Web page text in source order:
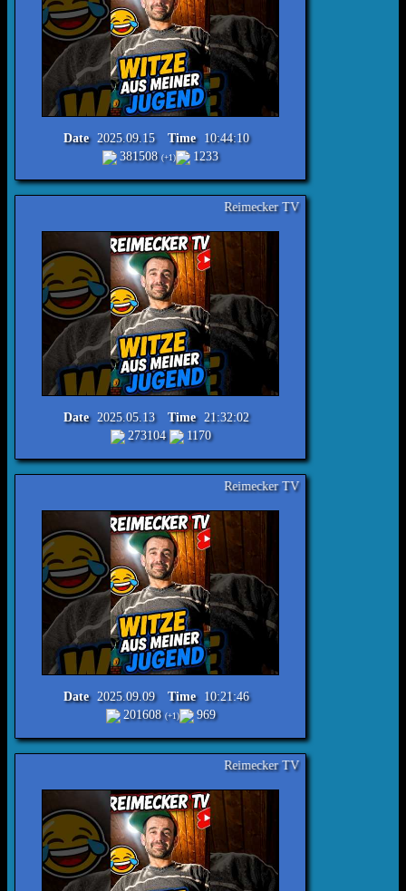
Date 2025.09.15 Time 10:44:10
381508(+1) 1233
Reimecker TV - Witze aus meiner Jugend Nr.364
Date 2025.05.13 Time 21:32:02
273104
1170
Reimecker TV - Witze aus meiner Jugend Nr.446
Date 2025.09.09 Time 10:21:46
201608(+1) 969
Reimecker TV - Witze aus meiner Jugend Nr.448